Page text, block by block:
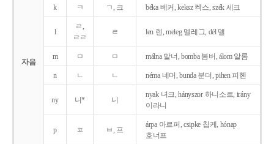
자음
k ㅋ ㄱ, 크 béka 베커, keksz 켁스, szék 세크
l
ㄹ,
ㄹㄹ
ㄹ len 렌, meleg 멜레그, dél 델
m ㅁ ㅁ málna 말너, bomba 봄버, álom 알롬
n ㄴ ㄴ néma 네머, bunda 분더, pihen 피헨
ny 니* 니
nyak 녀크, hányszor 하니소르, irány
이라니
p ㅍ ㅂ, 프
árpa 아르퍼, csipke 칩케, hónap
호너프